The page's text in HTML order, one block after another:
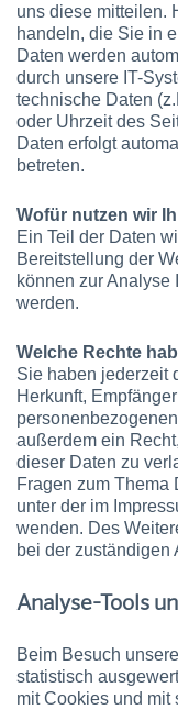
uns diese mitteilen.
handeln, die Sie in
Daten werden
durch unsere IT-
technische Daten
oder Uhrzeit des
Daten erfolgt
betreten.
Wofür nutzen wir
Ein Teil der Daten
Bereitstellung der
können zur Analyse
werden.
Welche Rechte
Sie haben jederzeit
Herkunft,
außerdem ein
dieser Daten zu
Fragen zum Thema
unter der im
wenden. Des
bei der zuständigen
Analyse-Tools
Beim Besuch
statistisch
mit Cookies und mit